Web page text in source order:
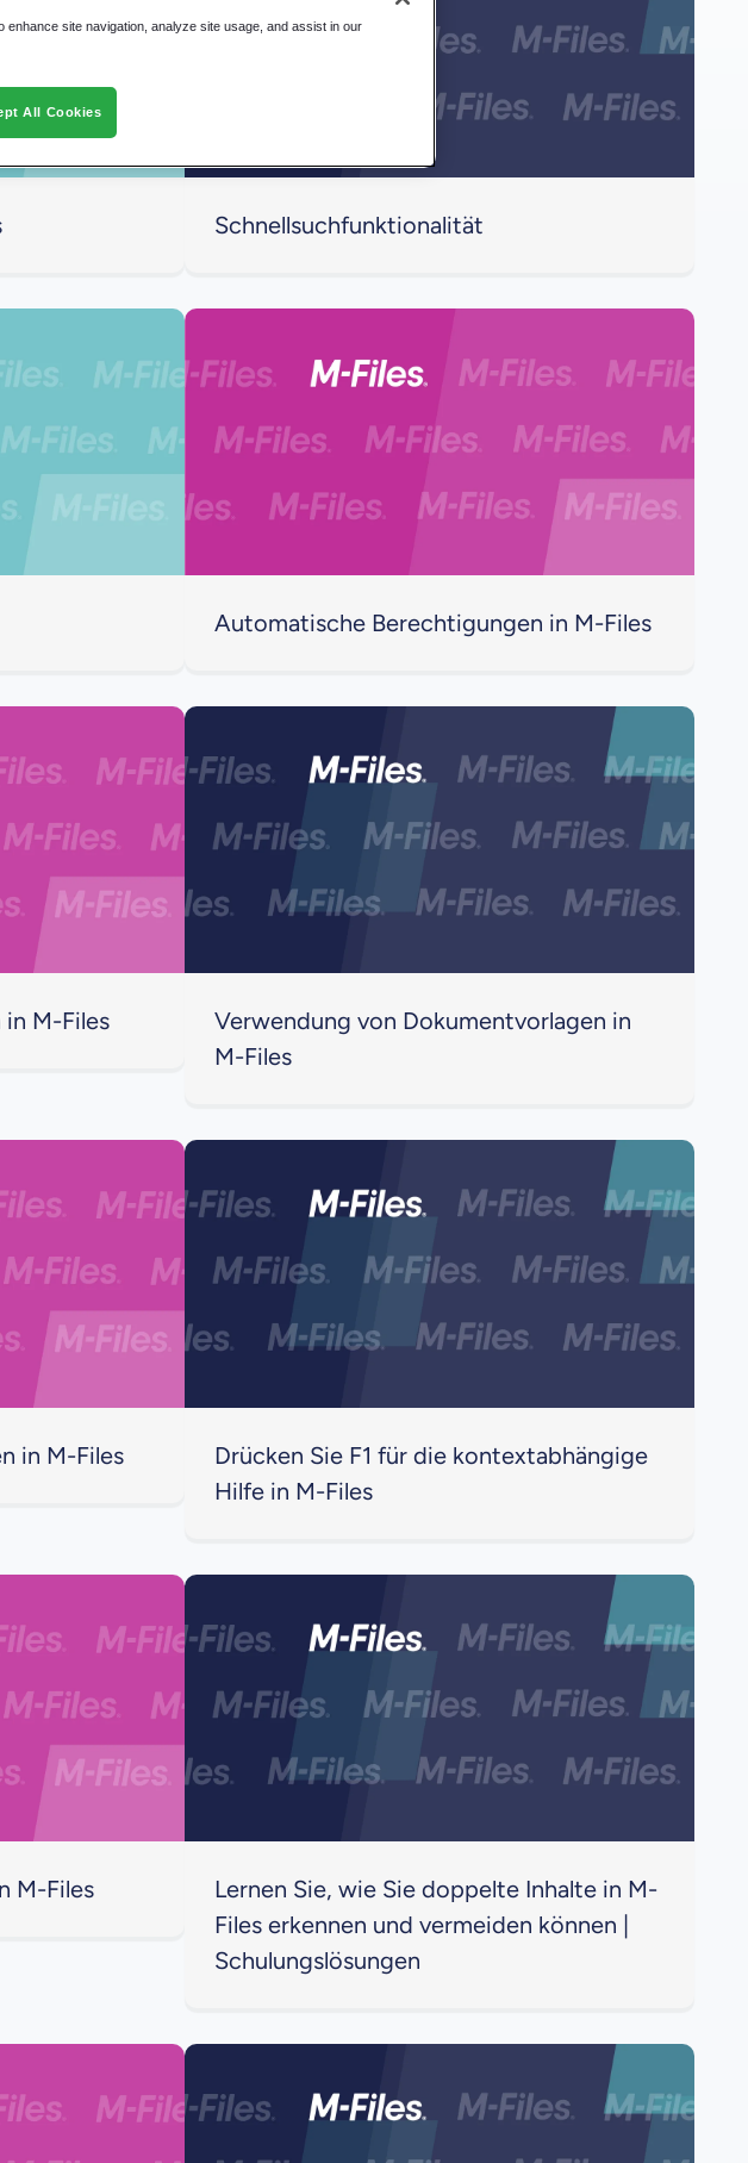
Schnellsuchfunktionalität
Automatische Berechtigungen in M-Files
M-Files
Verwendung von Dokumentvorlagen in
M-Files
in M-Files
Drücken Sie F1 für die kontextabhängige
Hilfe in M-Files
M-Files
Lernen Sie, wie Sie doppelte Inhalte in M-
Files erkennen und vermeiden können |
Schulungslösungen
site navigation, analyze site usage, and assist in our
All Cookies